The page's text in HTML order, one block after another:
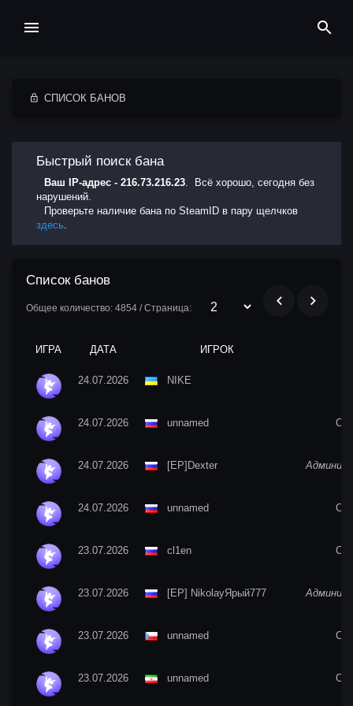
СПИСОК БАНОВ
Быстрый поиск бана
Ваш IP-адрес - 216.73.216.23. Всё хорошо, сегодня без
нарушений.
Проверьте наличие бана по SteamID в пару щелчков
здесь.
Список банов
Общее количество: 4854 / Страница:
ИГРА ДАТА ИГРОК
24.07.2026 NIKE
24.07.2026 unnamed
24.07.2026 [EP]Dexter
24.07.2026 unnamed
23.07.2026 cl1en
23.07.2026 [EP] NikolayЯрый777
23.07.2026 unnamed
23.07.2026 unnamed